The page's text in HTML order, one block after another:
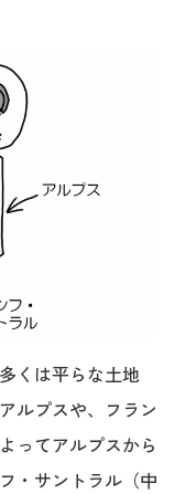
くは平らな土地
ルプスや、フラン
ってアルプスから
・サントラル（中